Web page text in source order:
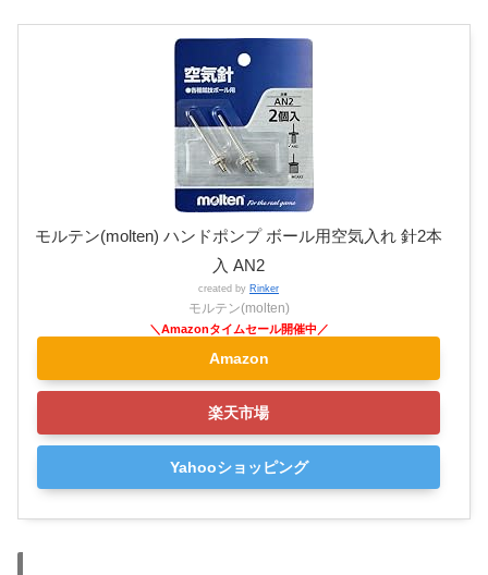
モルテン(molten) ハンドポンプ ボール用空気入れ 針2本
入 AN2
created by Rinker
モルテン(molten)
Amazon
楽天市場
Yahooショッピング